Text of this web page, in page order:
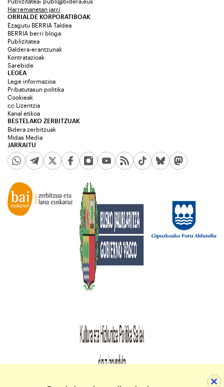
Harremanetan jarri
ORRIALDE KORPORATIBOAK
Ezagutu BERRIA Taldea
BERRIA berri bloga
Publizitatea
Galdera-erantzunak
Kontratazioak
Sarebide
JARRAITU
LEGEA
Lege informazioa
Pribatutasun politika
Cookieak
cc Lizentzia
Kanal etikoa
BESTELAKO ZERBITZUAK
Bidera zerbitzuak
Midas Media